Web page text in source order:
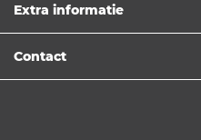
Extra informatie
Contact